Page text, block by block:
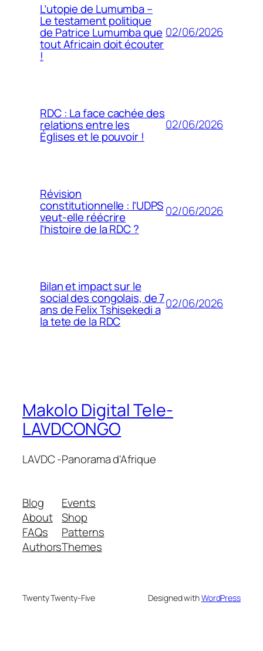
L’utopie de Lumumba –
Le testament politique
de Patrice Lumumba que
tout Africain doit écouter
!
02/06/2026
RDC : La face cachée des
relations entre les
Églises et le pouvoir !
02/06/2026
Révision
constitutionnelle : l’UDPS
veut-elle réécrire
l’histoire de la RDC ?
02/06/2026
Bilan et impact sur le
social des congolais, de 7
ans de Felix Tshisekedi a
la tete de la RDC
02/06/2026
Makolo Digital Tele-
LAVDCONGO
LAVDC -Panorama d'Afrique
Blog
About
FAQs
Authors
Events
Shop
Patterns
Themes
Twenty Twenty-Five Designed withWordPress